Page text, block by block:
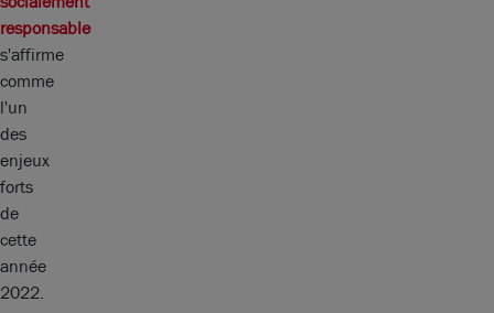
responsable
s'affirme
comme
l'un
des
enjeux
forts
de
cette
année
2022.